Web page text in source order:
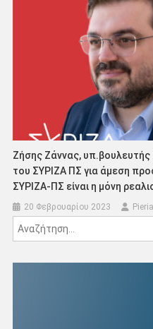
Ζήσης Ζάννας, υπ.βουλευτής
του ΣΥΡΙΖΑ ΠΣ για άμεση
ΣΥΡΙΖΑ-ΠΣ είναι η μόνη
20 Φεβρουαρίου 2023